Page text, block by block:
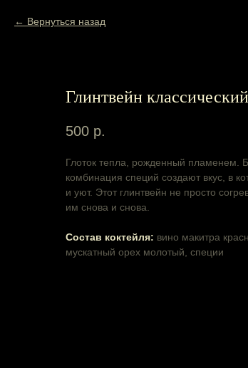
Вернуться назад
Глинтвейн классический
500 р.
Глоток тепла, рожденный пламенем.
комбинация специй создают вкус, в
и уют. Этот глинтвейн не просто
им снова и снова.
Cостав коктейля: вино макитра
мускатный орех молотый, специи